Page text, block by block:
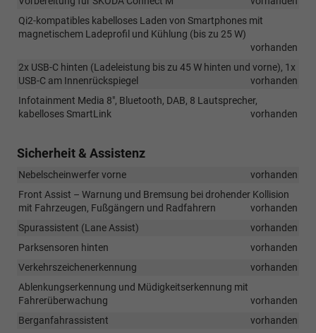
Qi2-kompatibles kabelloses Laden von Smartphones mit
magnetischem Ladeprofil und Kühlung (bis zu 25 W)
vorhanden
2x USB-C hinten (Ladeleistung bis zu 45 W hinten und vorne), 1x
USB-C am Innenrückspiegel
vorhanden
Infotainment Media 8", Bluetooth, DAB, 8 Lautsprecher,
kabelloses SmartLink
vorhanden
Sicherheit & Assistenz
Nebelscheinwerfer vorne
vorhanden
Front Assist – Warnung und Bremsung bei drohender Kollision
mit Fahrzeugen, Fußgängern und Radfahrern
vorhanden
Spurassistent (Lane Assist)
vorhanden
Parksensoren hinten
vorhanden
Verkehrszeichenerkennung
vorhanden
Ablenkungserkennung und Müdigkeitserkennung mit
Fahrerüberwachung
vorhanden
Berganfahrassistent
vorhanden